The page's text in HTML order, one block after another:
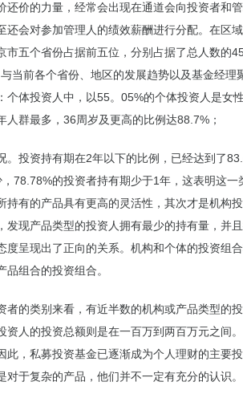
还价的力量，经常会出现在通道会向投资者和
还会对参加管理人的绩效薪酬进行分配。在区域
市五个省份占据前五位，分别占据了总人数的
当前各个省份、地区的发展趋势以及基金经理
个体投资人中，以55。05%的个体投资人是女
群最多，36周岁及更高的比例达88.7%；
。投资持有期在2年以下的比例，已经达到了
78.78%的投资者持有期少于1年，这表明这一
持有的产品具有更高的灵活性，其次才是机构
发现产品类型的投资人拥有最少的持有量，并
度呈现出了正向的关系。机构和个体的投资组
组合的投资组合。
者的类别来看，有近半数的机构或产品类型的
资人的投资总额则是在一百万到两百万元之间
此，私募投资基金已逐渐成为个人理财的主要
于复杂的产品，他们并不一定有充分的认识。